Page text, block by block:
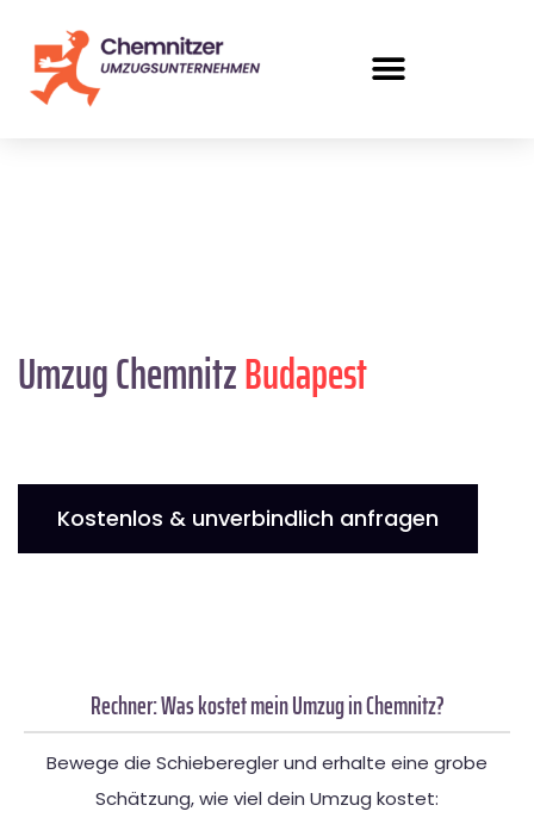
Umzug ChemnitzBudapest
Kostenlos & unverbindlich anfragen
Rechner: Was kostet mein Umzug in Chemnitz?
Bewege die Schieberegler und erhalte eine grobe
Schätzung, wie viel dein Umzug kostet: